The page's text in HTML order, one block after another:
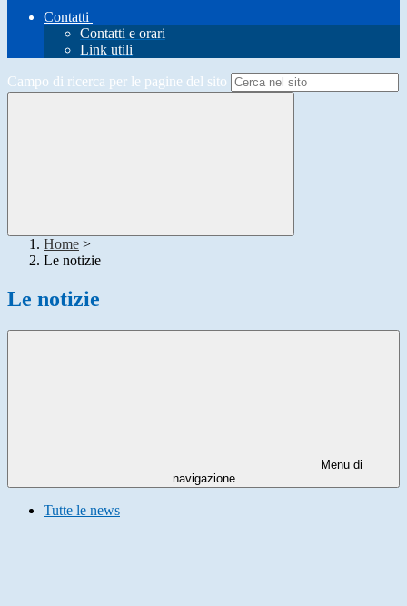
Contatti
Contatti e orari
Link utili
Campo di ricerca per le pagine del sito
Home >
Le notizie
Le notizie
Menu di
navigazione
Tutte le news